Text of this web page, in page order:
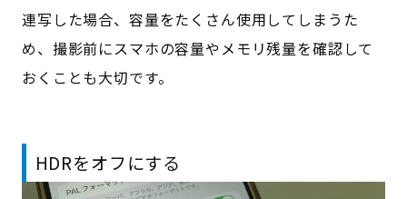
連写した場合、容量をたくさん使用してしまうた
め、撮影前にスマホの容量やメモリ残量を確認して
おくことも大切です。
HDRをオフにする